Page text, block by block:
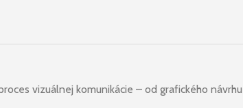
vizuálnej komunikácie – od grafického